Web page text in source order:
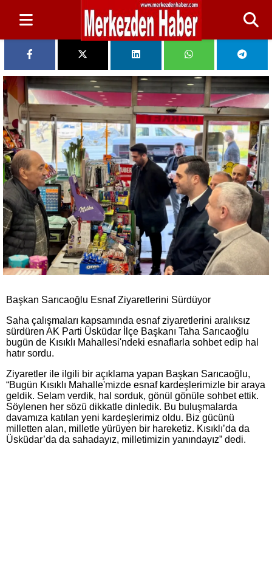
Başkan Sarıcaoğlu Esnaf Ziyaretlerini Sürdüyor
Saha çalışmaları kapsamında esnaf ziyaretlerini aralıksız
sürdüren AK Parti Üsküdar İlçe Başkanı Taha Sarıcaoğlu
bugün de Kısıklı Mahallesi'ndeki esnaflarla sohbet edip hal
hatır sordu.
Ziyaretler ile ilgili bir açıklama yapan Başkan Sarıcaoğlu,
“Bugün Kısıklı Mahalle'mizde esnaf kardeşlerimizle bir araya
geldik. Selam verdik, hal sorduk, gönül gönüle sohbet ettik.
Söylenen her sözü dikkatle dinledik. Bu buluşmalarda
davamıza katılan yeni kardeşlerimiz oldu. Biz gücünü
milletten alan, milletle yürüyen bir hareketiz. Kısıklı’da da
Üsküdar’da da sahadayız, milletimizin yanındayız” dedi.